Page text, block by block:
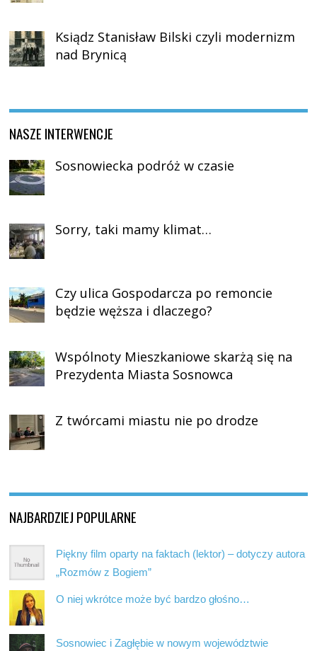
Ksiądz Stanisław Bilski czyli modernizm
nad Brynicą
NASZE INTERWENCJE
Sosnowiecka podróż w czasie
Sorry, taki mamy klimat…
Czy ulica Gospodarcza po remoncie
będzie węższa i dlaczego?
Wspólnoty Mieszkaniowe skarżą się na
Prezydenta Miasta Sosnowca
Z twórcami miastu nie po drodze
NAJBARDZIEJ POPULARNE
Piękny film oparty na faktach (lektor) – dotyczy autora
„Rozmów z Bogiem”
O niej wkrótce może być bardzo głośno…
Sosnowiec i Zagłębie w nowym województwie